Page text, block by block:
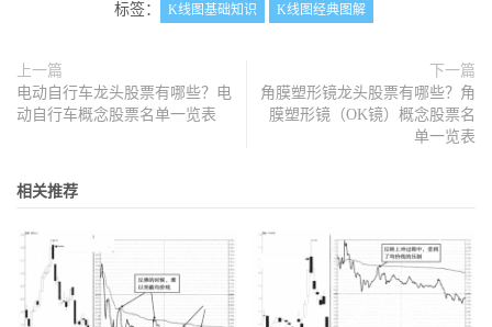
标签： K线图基础知识 K线图经典图解
上一篇
电动自行车龙头股票有哪些？电
动自行车概念股票名单一览表
下一篇
角膜塑形镜龙头股票有哪些？角
膜塑形镜（OK镜）概念股票名
单一览表
相关推荐